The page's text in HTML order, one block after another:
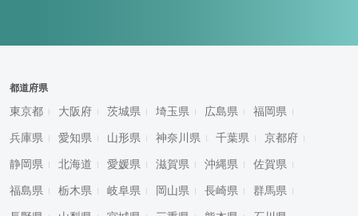
都道府県
東京都 大阪府 茨城県 埼玉県 広島県 福岡県
兵庫県 愛知県 山形県 神奈川県 千葉県 京都府
静岡県 北海道 愛媛県 滋賀県 沖縄県 佐賀県
福島県 栃木県 岐阜県 岡山県 長崎県 群馬県